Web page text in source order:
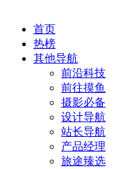
首页
热榜
其他导航
前沿科技
前往摸鱼
摄影必备
设计导航
站长导航
产品经理
旅途臻选